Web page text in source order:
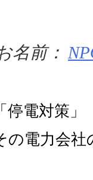
名前：
「停電対策
の電力会